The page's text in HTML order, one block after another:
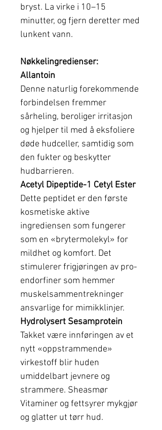
bryst. La virke i 10–15
minutter, og fjern deretter med
lunkent vann.
Nøkkelingredienser:
Allantoin
Denne naturlig forekommende
forbindelsen fremmer
sårheling, beroliger irritasjon
og hjelper til med å eksfoliere
døde hudceller, samtidig som
den fukter og beskytter
hudbarrieren.
Acetyl Dipeptide-1 Cetyl Ester
Dette peptidet er den første
kosmetiske aktive
ingrediensen som fungerer
som en «brytermolekyl» for
mildhet og komfort. Det
stimulerer frigjøringen av pro-
endorfiner som hemmer
muskelsammentrekninger
ansvarlige for mimikklinjer.
Hydrolysert Sesamprotein
Takket være innføringen av et
nytt «oppstrammende»
virkestoff blir huden
umiddelbart jevnere og
strammere. Sheasmør
Vitaminer og fettsyrer mykgjør
og glatter ut tørr hud.